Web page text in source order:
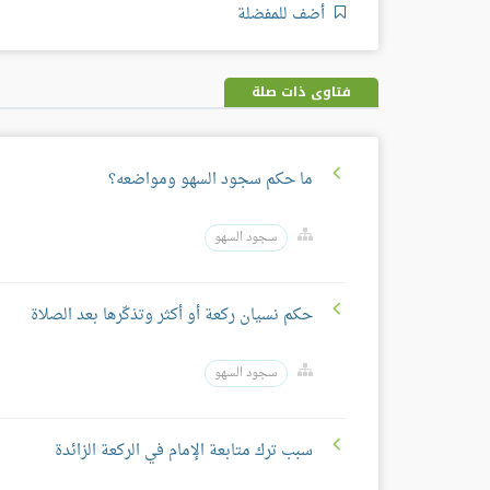
أضف للمفضلة
فتاوى ذات صلة
ما حكم سجود السهو ومواضعه؟
سجود السهو
حكم نسيان ركعة أو أكثر وتذكّرها بعد الصلاة
سجود السهو
سبب ترك متابعة الإمام في الركعة الزائدة